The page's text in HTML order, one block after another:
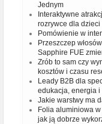
Jednym
Interaktywne
rozrywce dla dzieci
Pomówienie w
Przeszczep
Sapphire FUE
Zrób to sam czy
kosztów i czasu
Leady B2B dla
edukacja, energia
Jakie warstwy ma
Folia aluminiowa
jak ją dobrze